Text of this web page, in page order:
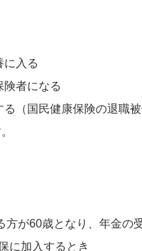
入る
者になる
（国民健康保険の退職被
方が60歳となり、年金の
に加入するとき